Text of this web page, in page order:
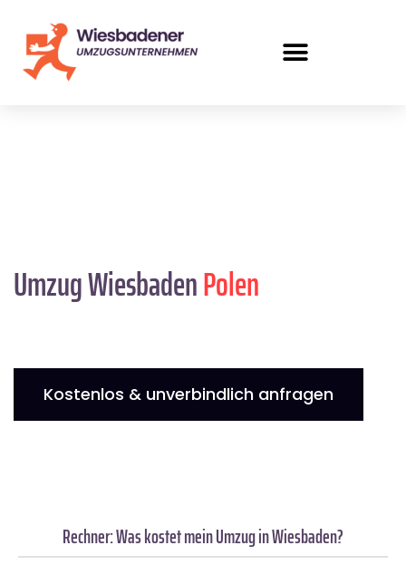
Umzug WiesbadenPolen
Kostenlos & unverbindlich anfragen
Rechner: Was kostet mein Umzug in Wiesbaden?